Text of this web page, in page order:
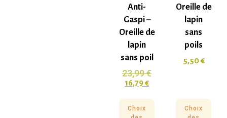
Anti-
Gaspi –
Oreille de
lapin
sans poil
23,99€
16,79€
Choix
Oreille de
lapin
sans
poils
5,50€
Choix